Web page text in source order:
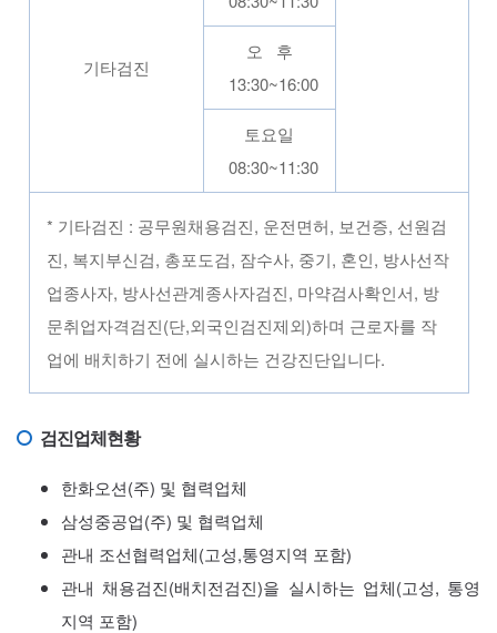
기타검진
오 후
13:30~16:00
토요일
08:30~11:30
* 기타검진 : 공무원채용검진, 운전면허, 보건증, 선원검
진, 복지부신검, 총포도검, 잠수사, 중기, 혼인, 방사선작
업종사자, 방사선관계종사자검진, 마약검사확인서, 방
문취업자격검진(단,외국인검진제외)하며 근로자를 작
업에 배치하기 전에 실시하는 건강진단입니다.
검진업체현황
한화오션(주) 및 협력업체
삼성중공업(주) 및 협력업체
관내 조선협력업체(고성,통영지역 포함)
관내 채용검진(배치전검진)을 실시하는 업체(고성, 통영
지역 포함)